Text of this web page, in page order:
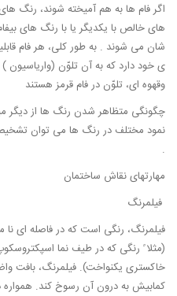
اگر فام ها به هم آمیخته شوند، رنگ
های خالص با یکدیگر یا با رنگ های
شان می شوند . به طور کلی، هر فام
ی خود دارد که به آن تلوّن (واریاسیون
وقهوه ای، تلوّن در فام قرمز هستند
چگونگی متظاهر شدن رنگ ها از
نمود مختلف در رنگ ها می توان
.
مهارتهای نقاش ساختمان
فیلمرنگ
فیلمرنگ، رنگی است که در فاصله ای
(مثلا ً رنگی که در طیف نما
خاکستری یکنواخت). فیلمرنگ، بافت
کمابیش به درون آن رسوخ کند. همواره